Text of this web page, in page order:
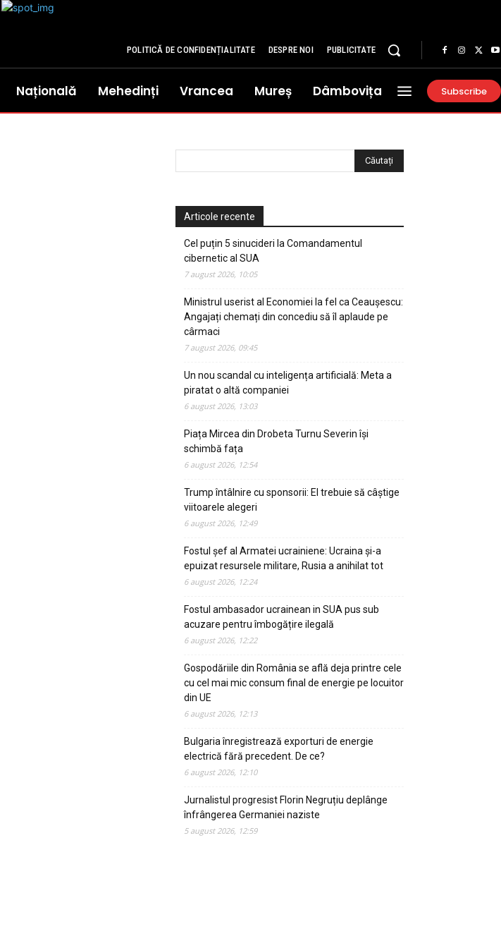
POLITICĂ DE CONFIDENȚIALITATE DESPRE NOI PUBLICITATE
Națională Mehedinți Vrancea Mureș Dâmbovița Subscribe
Articole recente
Cel puțin 5 sinucideri la Comandamentul
cibernetic al SUA
7 august 2026, 10:05
Ministrul userist al Economiei la fel ca Ceaușescu:
Angajați chemați din concediu să îl aplaude pe
cârmaci
7 august 2026, 09:45
Un nou scandal cu inteligența artificială: Meta a
piratat o altă companiei
6 august 2026, 13:03
Piața Mircea din Drobeta Turnu Severin își
schimbă fața
6 august 2026, 12:54
Trump întâlnire cu sponsorii: El trebuie să câștige
viitoarele alegeri
6 august 2026, 12:49
Fostul șef al Armatei ucrainiene: Ucraina și-a
epuizat resursele militare, Rusia a anihilat tot
6 august 2026, 12:24
Fostul ambasador ucrainean in SUA pus sub
acuzare pentru îmbogățire ilegală
6 august 2026, 12:22
Gospodăriile din România se află deja printre cele
cu cel mai mic consum final de energie pe locuitor
din UE
6 august 2026, 12:13
Bulgaria înregistrează exporturi de energie
electrică fără precedent. De ce?
6 august 2026, 12:10
Jurnalistul progresist Florin Negruțiu deplânge
înfrângerea Germaniei naziste
5 august 2026, 12:59